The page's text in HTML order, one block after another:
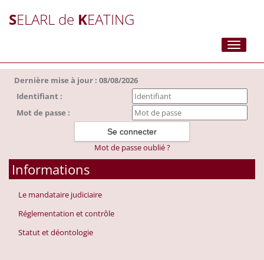
SELARL de KEATING
Toggle
Dernière mise à jour : 08/08/2026
Identifiant :
Mot de passe :
Mot de passe oublié ?
Informations
Le mandataire judiciaire
Réglementation et contrôle
Statut et déontologie